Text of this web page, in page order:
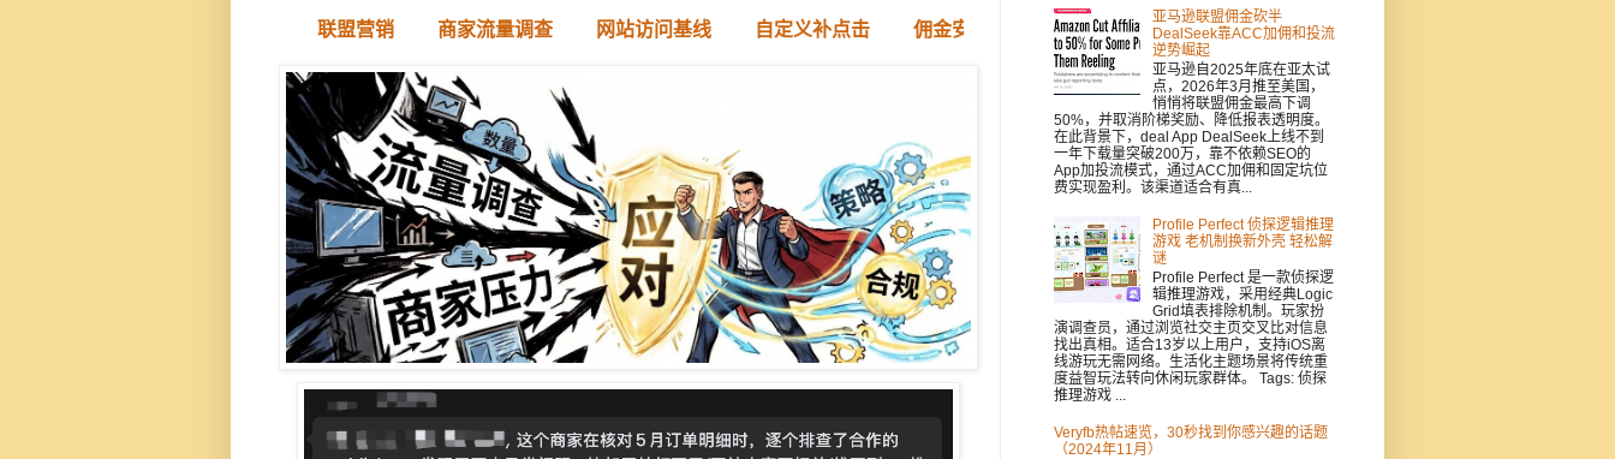
联盟营销 商家流量调查 网站访问基线 自定义补点击 佣金安全
亚马逊联盟佣金砍半
DealSeek靠ACC加佣和投流
逆势崛起
亚马逊自2025年底在亚太试
点，2026年3月推至美国，
悄悄将联盟佣金最高下调
50%，并取消阶梯奖励、降低报表透明度。
在此背景下，deal App DealSeek上线不到
一年下载量突破200万，靠不依赖SEO的
App加投流模式，通过ACC加佣和固定坑位
费实现盈利。该渠道适合有真...
Profile Perfect 侦探逻辑推理
游戏 老机制换新外壳 轻松解
谜
Profile Perfect 是一款侦探逻
辑推理游戏，采用经典Logic
Grid填表排除机制。玩家扮
演调查员，通过浏览社交主页交叉比对信息
找出真相。适合13岁以上用户，支持iOS离
线游玩无需网络。生活化主题场景将传统重
度益智玩法转向休闲玩家群体。 Tags: 侦探
推理游戏 ...
Veryfb热帖速览，30秒找到你感兴趣的话题
（2024年11月）